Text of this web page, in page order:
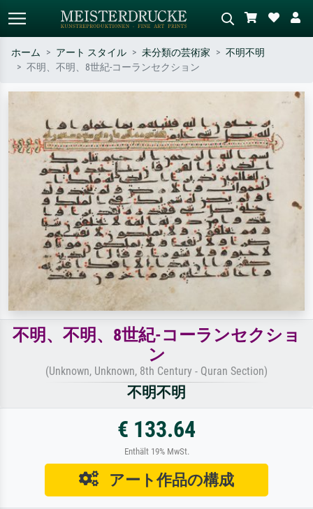
作家名・作品名・スタイルで検索
– 例：モネ、星月夜、印象派、北
斎の波、ヌード。
シーンを説明してください – 例：
緑の草原、赤の多い抽象画、暗い
油絵、木のそばの立ち姿のヌー
ド。
ホーム アート スタイル 未分類の芸術家
不明不明
不明、不明、8世紀-コーランセクション
不明、不明、8世紀-コーランセクショ
ン
(Unknown, Unknown, 8th Century - Quran Section)
不明不明
€ 133.64
Enthält 19% MwSt.
アート作品の構成